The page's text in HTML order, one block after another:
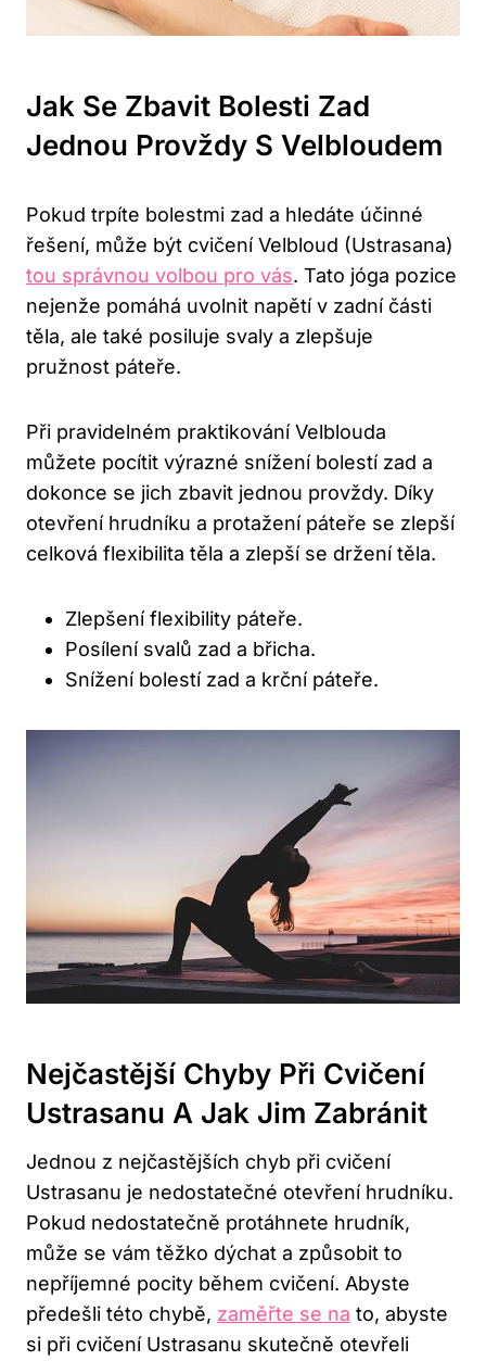
Jak Se Zbavit ​bolesti Zad
Jednou ⁤provždy S Velbloudem
Pokud trpíte bolestmi ​zad a hledáte účinné
řešení, může být cvičení Velbloud (Ustrasana)
tou ‌správnou volbou pro vás. Tato jóga pozice
nejenže pomáhá uvolnit napětí v zadní⁤ části
těla, ale také⁣ posiluje svaly a zlepšuje
pružnost páteře.
Při pravidelném praktikování Velblouda
můžete pocítit výrazné snížení bolestí zad a
dokonce se jich zbavit jednou provždy. Díky
otevření hrudníku a protažení páteře se zlepší
celková flexibilita těla a zlepší se držení těla.
Zlepšení flexibility páteře.
Posílení svalů zad a břicha.
Snížení bolestí zad a krční páteře.
Nejčastější ​chyby Při Cvičení
Ustrasanu A Jak Jim‌ Zabránit
Jednou z nejčastějších chyb při cvičení
Ustrasanu je nedostatečné otevření hrudníku.
Pokud nedostatečně protáhnete hrudník,
může se vám těžko dýchat a způsobit to
nepříjemné pocity během ⁣cvičení. Abyste
předešli této chybě,‍ zaměřte se na to, abyste
⁣si při cvičení‍ Ustrasanu skutečně otevřeli